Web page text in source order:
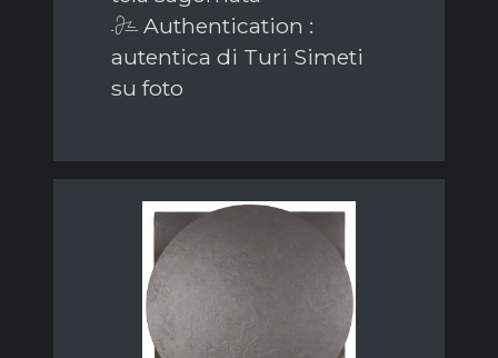
Authentication :
autentica di Turi Simeti
su foto